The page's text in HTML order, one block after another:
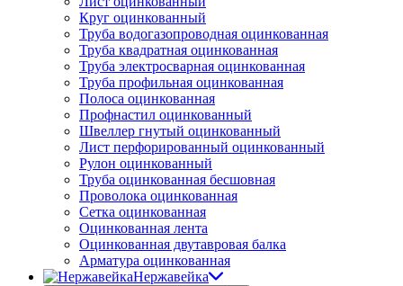
Круг оцинкованный
Труба водогазопроводная оцинкованная
Труба квадратная оцинкованная
Труба электросварная оцинкованная
Труба профильная оцинкованная
Полоса оцинкованная
Профнастил оцинкованный
Швеллер гнутый оцинкованный
Лист перфорированный оцинкованный
Рулон оцинкованный
Труба оцинкованная бесшовная
Проволока оцинкованная
Сетка оцинкованная
Оцинкованная лента
Оцинкованная двутавровая балка
Арматура оцинкованная
Нержавейка